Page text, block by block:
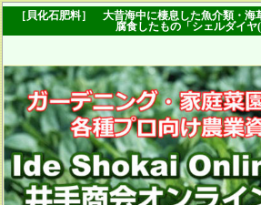
［貝化石肥料］ 大昔海中に棲息した魚介類・海
腐食したもの「シェルダイヤ